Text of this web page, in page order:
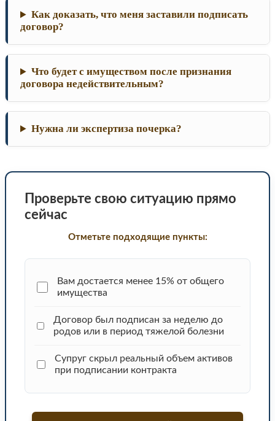
Как доказать, что меня заставили подписать
договор?
Что будет с имуществом после признания
договора недействительным?
Нужна ли экспертиза почерка?
Проверьте свою ситуацию прямо
сейчас
Отметьте подходящие пункты:
Вам достается менее 15% от общего
имущества
Договор был подписан за неделю до
родов или в период тяжелой болезни
Супруг скрыл реальный объем активов
при подписании контракта